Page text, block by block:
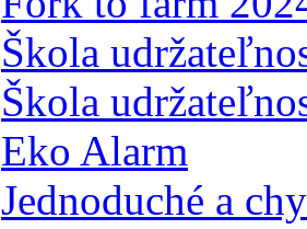
Škola
Škola
Eko Alarm
Jednoduché a